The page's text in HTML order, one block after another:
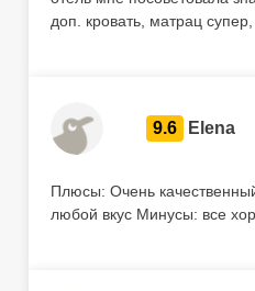
доп. кровать, матрац
9.6 Elena
Плюсы: Очень
любой вкус Минусы: все